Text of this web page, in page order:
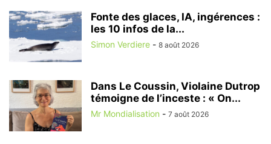
Fonte des glaces, IA, ingérences :
les 10 infos de la...
Simon Verdiere - 8 août 2026
Dans Le Coussin, Violaine Dutrop
témoigne de l’inceste : « On...
Mr Mondialisation - 7 août 2026